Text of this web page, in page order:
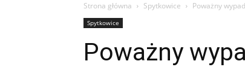
Strona główna Spytkowice Poważny
Spytkowice
Poważny